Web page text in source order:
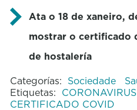
Ata o 18 de xaneiro,
mostrar o certificado
de hostalería
Categorías: Sociedade
Etiquetas: CORONAVIRUS
CERTIFICADO COVID